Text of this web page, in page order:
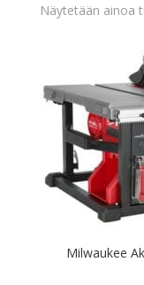
Näytetään ainoa
Milwaukee